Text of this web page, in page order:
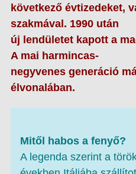
következő évtizedeket,
szakmával. 1990 után
új lendületet kapott a
A mai harmincas-
negyvenes generáció
élvonalában.
Mitől habos a fenyő?
A legenda szerint a